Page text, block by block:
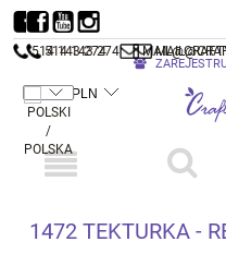
514 143 274
514 143 274
1472 TEKTURKA -